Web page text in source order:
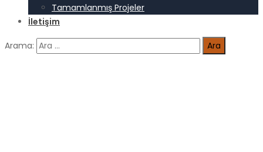
Tamamlanmış Projeler
İletişim
Arama: